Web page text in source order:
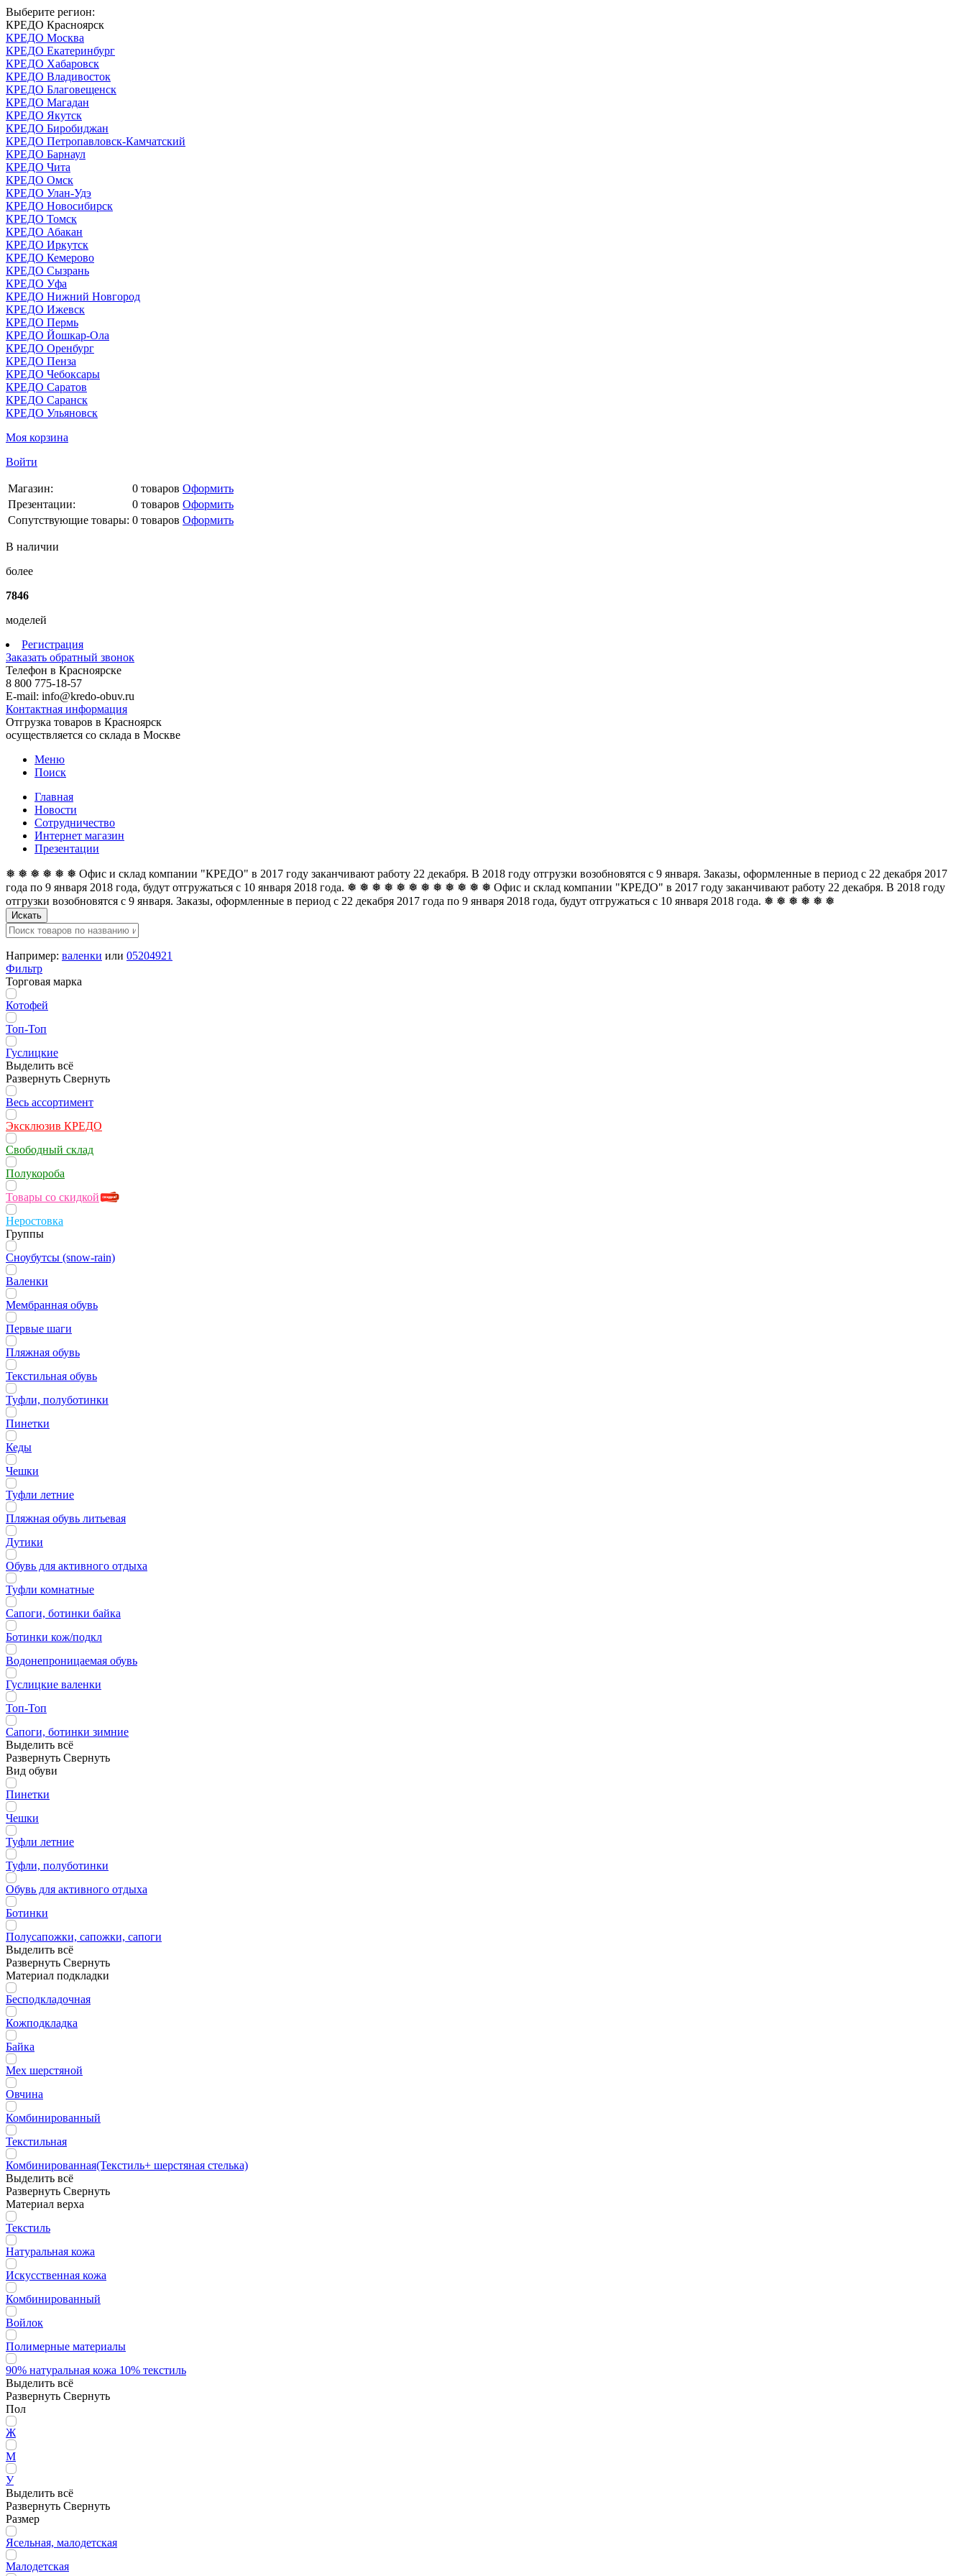
Выберите регион:
КРЕДО Красноярск
КРЕДО Москва
КРЕДО Екатеринбург
КРЕДО Хабаровск
КРЕДО Владивосток
КРЕДО Благовещенск
КРЕДО Магадан
КРЕДО Якутск
КРЕДО Биробиджан
КРЕДО Петропавловск-Камчатский
КРЕДО Барнаул
КРЕДО Чита
КРЕДО Омск
КРЕДО Улан-Удэ
КРЕДО Новосибирск
КРЕДО Томск
КРЕДО Абакан
КРЕДО Иркутск
КРЕДО Кемерово
КРЕДО Сызрань
КРЕДО Уфа
КРЕДО Нижний Новгород
КРЕДО Ижевск
КРЕДО Пермь
КРЕДО Йошкар-Ола
КРЕДО Оренбург
КРЕДО Пенза
КРЕДО Чебоксары
КРЕДО Саратов
КРЕДО Саранск
КРЕДО Ульяновск
Моя корзина
Войти
Магазин: 0 товаров Оформить
Презентации:
0 товаров Оформить
Сопутствующие товары: 0 товаров Оформить
В наличии
более
7846
моделей
Регистрация
Заказать обратный звонок
Телефон в Красноярске
8 800 775-18-57
E-mail: info@kredo-obuv.ru
Контактная информация
Отгрузка товаров в Красноярск
осуществляется со склада в Москве
Меню
Поиск
Главная
Новости
Сотрудничество
Интернет магазин
Презентации
❅ ❅ ❅ ❅ ❅ ❅ Офис и склад компании "КРЕДО" в 2017 году заканчивают работу 22 декабря. В 2018 году отгрузки возобновятся с 9 января. Заказы, оформленные в период с 22 декабря 2017
года по 9 января 2018 года, будут отгружаться с 10 января 2018 года. ❅ ❅ ❅ ❅ ❅ ❅ ❅ ❅ ❅ ❅ ❅ ❅ Офис и склад компании "КРЕДО" в 2017 году заканчивают работу 22 декабря. В 2018 году
отгрузки возобновятся с 9 января. Заказы, оформленные в период с 22 декабря 2017 года по 9 января 2018 года, будут отгружаться с 10 января 2018 года. ❅ ❅ ❅ ❅ ❅ ❅
Искать
Например: валенки или 05204921
Фильтр
Торговая марка
Котофей
Топ-Топ
Гуслицкие
Выделить всё
Развернуть Свернуть
Весь ассортимент
Эксклюзив КРЕДО
Свободный склад
Полукороба
Товары со скидкой
Неростовка
Группы
Сноубутсы (snow-rain)
Валенки
Мембранная обувь
Первые шаги
Пляжная обувь
Текстильная обувь
Туфли, полуботинки
Пинетки
Кеды
Чешки
Туфли летние
Пляжная обувь литьевая
Дутики
Обувь для активного отдыха
Туфли комнатные
Сапоги, ботинки байка
Ботинки кож/подкл
Водонепроницаемая обувь
Гуслицкие валенки
Топ-Топ
Сапоги, ботинки зимние
Выделить всё
Развернуть Свернуть
Вид обуви
Пинетки
Чешки
Туфли летние
Туфли, полуботинки
Обувь для активного отдыха
Ботинки
Полусапожки, сапожки, сапоги
Выделить всё
Развернуть Свернуть
Материал подкладки
Бесподкладочная
Кожподкладка
Байка
Мех шерстяной
Овчина
Комбинированный
Текстильная
Комбинированная(Текстиль+ шерстяная стелька)
Выделить всё
Развернуть Свернуть
Материал верха
Текстиль
Натуральная кожа
Искусственная кожа
Комбинированный
Войлок
Полимерные материалы
90% натуральная кожа 10% текстиль
Выделить всё
Развернуть Свернуть
Пол
Ж
М
У
Выделить всё
Развернуть Свернуть
Размер
Ясельная, малодетская
Малодетская